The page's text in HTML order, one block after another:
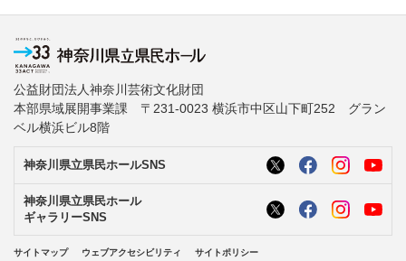
公益財団法人神奈川芸術文化財団
本部県域展開事業課 〒231-0023 横浜市中区山下町252 グラン
ベル横浜ビル8階
神奈川県立県民ホールSNS
神奈川県立県民ホール
ギャラリーSNS
サイトマップ ウェブアクセシビリティ
サイトポリシー